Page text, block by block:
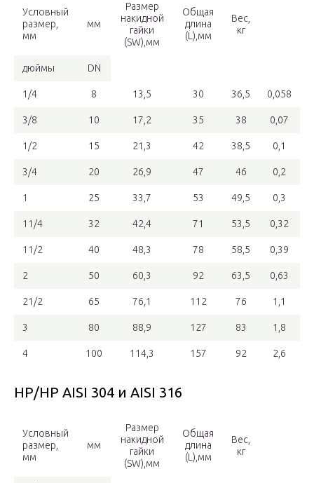
Условный
размер,
мм
мм
Размер
накидной
гайки
(SW),мм
Общая
длина
(L),мм
Вес,
кг
дюймы DN
1/4 8 13,5 30 36,5 0,058
3/8 10 17,2 35 38 0,07
1/2 15 21,3 42 38,5 0,1
3/4 20 26,9 47 46 0,2
1 25 33,7 53 49,5 0,3
11/4 32 42,4 71 53,5 0,32
11/2 40 48,3 78 58,5 0,39
2 50 60,3 92 63,5 0,63
21/2 65 76,1 112 76 1,1
3 80 88,9 127 83 1,8
4 100 114,3 157 92 2,6
НР/НР AISI 304 и AISI 316
Условный
размер,
мм
мм
Размер
накидной
гайки
(SW),мм
Общая
длина
(L),мм
Вес,
кг